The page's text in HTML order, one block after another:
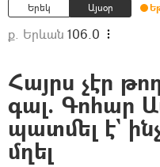
Երեկ Այսօր
ք. Երևան 106.0
Հայրս չէր
գալ. Գոհար
պատմել է`
մղել